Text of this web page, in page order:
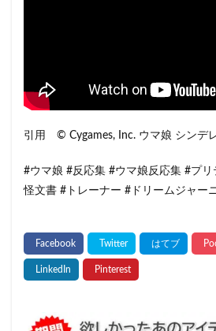
引用 © Cygames, Inc. ウマ娘 シンデ
#ウマ娘 #反応集 #ウマ娘反応集 #プ
怪文書 #トレーナー #ドリームジャー